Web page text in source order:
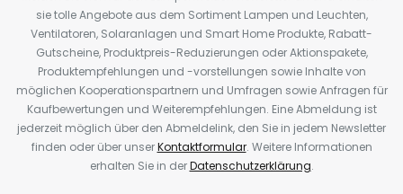
sie tolle Angebote aus dem Sortiment Lampen und Leuchten,
Ventilatoren, Solaranlagen und Smart Home Produkte, Rabatt-
Gutscheine, Produktpreis-Reduzierungen oder Aktionspakete,
Produktempfehlungen und -vorstellungen sowie Inhalte von
möglichen Kooperationspartnern und Umfragen sowie Anfragen für
Kaufbewertungen und Weiterempfehlungen. Eine Abmeldung ist
jederzeit möglich über den Abmeldelink, den Sie in jedem Newsletter
finden oder über unserKontaktformular. Weitere Informationen
erhalten Sie in derDatenschutzerklärung.